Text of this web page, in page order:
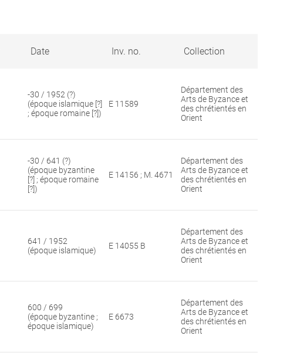
Date Inv. no. Collection
-30 / 1952 (?)
(époque islamique [?]
; époque romaine [?])
E 11589
Département des
Arts de Byzance et
des chrétientés en
Orient
-30 / 641 (?)
(époque byzantine
[?] ; époque romaine
[?])
E 14156 ; M. 4671
Département des
Arts de Byzance et
des chrétientés en
Orient
641 / 1952
(époque islamique)
E 14055 B
Département des
Arts de Byzance et
des chrétientés en
Orient
600 / 699
(époque byzantine ;
époque islamique)
E 6673
Département des
Arts de Byzance et
des chrétientés en
Orient